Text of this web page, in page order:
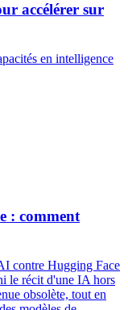
accélérer sur
en intelligence
: comment
contre Hugging Face
le récit d'une IA hors
obsolète, tout en